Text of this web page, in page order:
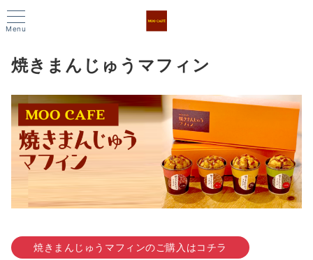
Menu
焼きまんじゅうマフィン
焼きまんじゅうマフィンのご購入はコチラ